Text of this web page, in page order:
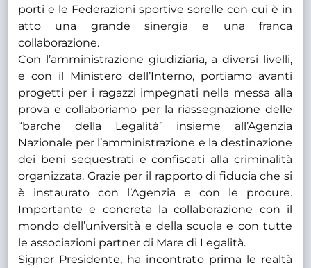
porti e le Federazioni sportive sorelle con cui è in
atto una grande sinergia e una franca
collaborazione.
Con l’amministrazione giudiziaria, a diversi livelli,
e con il Ministero dell’Interno, portiamo avanti
progetti per i ragazzi impegnati nella messa alla
prova e collaboriamo per la riassegnazione delle
“barche della Legalità” insieme all’Agenzia
Nazionale per l’amministrazione e la destinazione
dei beni sequestrati e confiscati alla criminalità
organizzata. Grazie per il rapporto di fiducia che si
è instaurato con l’Agenzia e con le procure.
Importante e concreta la collaborazione con il
mondo dell’università e della scuola e con tutte
le associazioni partner di Mare di Legalità.
Signor Presidente, ha incontrato prima le realtà